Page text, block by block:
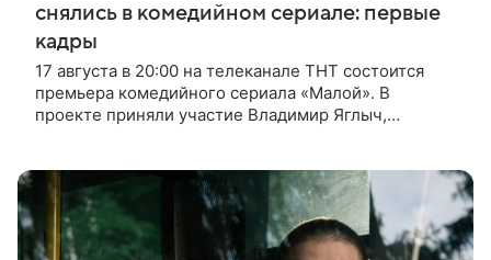
снялись в комедийном сериале: первые
кадры
17 августа в 20:00 на телеканале ТНТ состоится
премьера комедийного сериала «Малой». В
проекте приняли участие Владимир Яглыч,